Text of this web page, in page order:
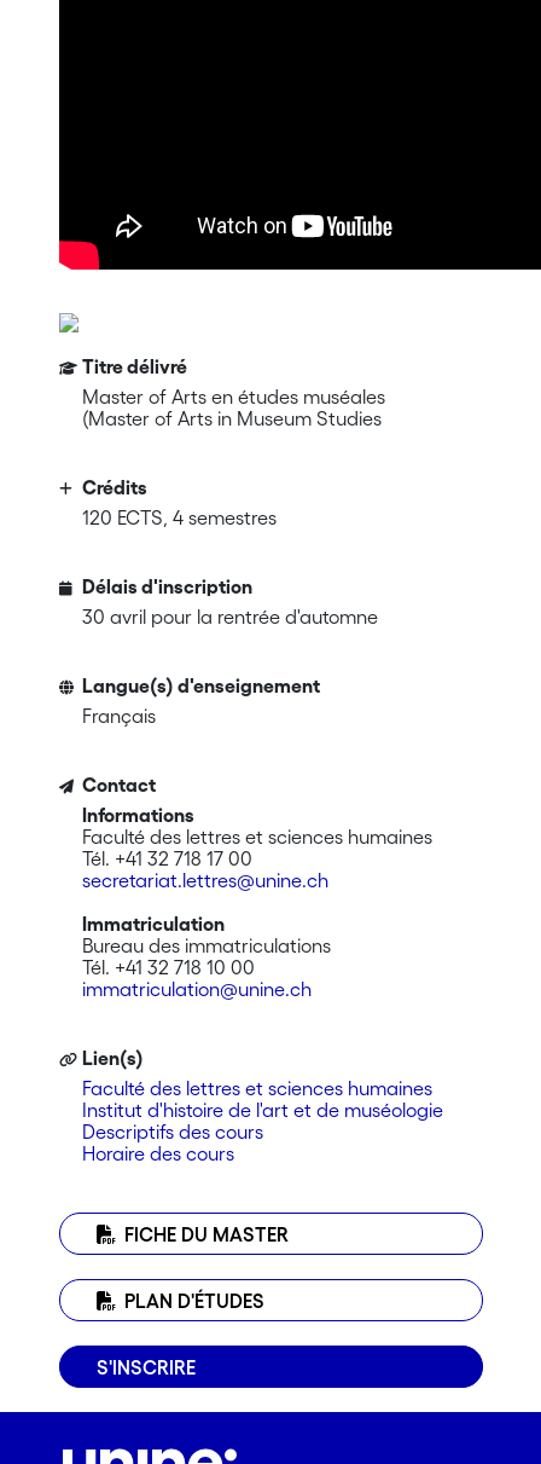
Titre délivré
Master of Arts en études muséales
(Master of Arts in Museum Studies
Crédits
120 ECTS, 4 semestres
Délais d'inscription
30 avril pour la rentrée d'automne
Langue(s) d'enseignement
Français
Contact
Informations
Faculté des lettres et sciences humaines
Tél. +41 32 718 17 00
secretariat.lettres@unine.ch
Immatriculation
Bureau des immatriculations
Tél. +41 32 718 10 00
immatriculation@unine.ch
Lien(s)
Faculté des lettres et sciences humaines
Institut d'histoire de l'art et de muséologie
Descriptifs des cours
Horaire des cours
FICHE DU MASTER
PLAN D'ÉTUDES
S'INSCRIRE